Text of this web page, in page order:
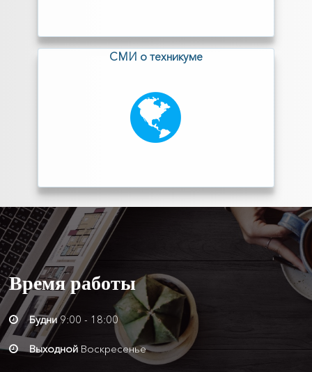
СМИ о техникуме
Времяработы
Будни9:00 - 18:00
Выходной Воскресенье